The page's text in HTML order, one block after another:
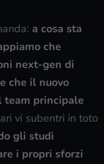
a cosa sta
che
next-gen di
che il nuovo
team principale
vi subentri in toto
gli studi
i propri sforzi